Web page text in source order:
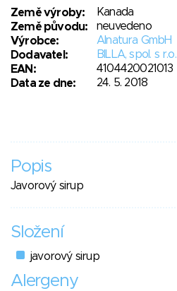
Země výroby:
Kanada
Země původu:
neuvedeno
Výrobce:
Alnatura GmbH
Dodavatel:
BILLA, spol. s r.o.
EAN:
4104420021013
Data ze dne:
24. 5. 2018
Popis
Javorový sirup
Složení
javorový sirup
Alergeny